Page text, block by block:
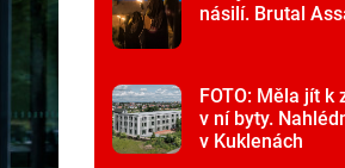
násilí. Brutal
FOTO: Měla jít k
v ní byty.
v Kuklenách